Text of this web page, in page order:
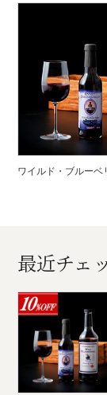
ワイルド・ブルーベ
最近チェ